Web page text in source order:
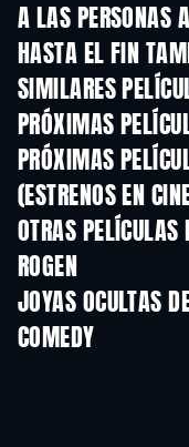
A LAS PERSONAS
HASTA EL FIN
SIMILARES
PRÓXIMAS
PRÓXIMAS
(ESTRENOS EN
OTRAS
ROGEN
JOYAS OCULTAS
COMEDY